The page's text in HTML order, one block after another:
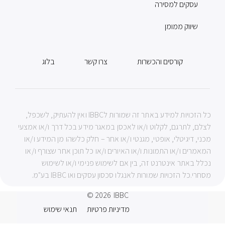
עסקים למסירה
שיווק ממומן
בלוג צרו קשר קורסים והכשרות
כל הזכויות למידע באתר זה שמורות לIBBC ואין להעתיק, לשכפל,
לצלם, לתרגם, לקלוט ו/או לאכסן במאגר מידע בכל דרך ו/או אמצעי
מכני, דיגיטלי, אופטי, מגנטי ו/או אחר – חלק כלשהו מן המידע ו/או
המאמרים ו/או התמונות ו/או האיורים ו/או כל תוכן אחר שצורף ו/או
נכלל באתר אינטרנט זה, בין אם לשימוש פנימי ו/או לשימוש
מסחרי.כל הזכויות שמורות לאנגלו סכסון עסקים ואו IBBC בע"מ.
© 2026 IBBC
תנאי שימוש
מדיניות פרטיות